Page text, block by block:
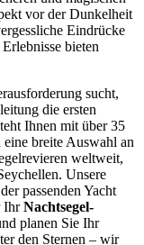
vor der Dunkelheit
Eindrücke
bieten
sucht,
die ersten
Ihnen mit über 35
breite Auswahl an
weltweit,
Unsere
passenden Yacht
IhrNachtsegel-
planen Sie Ihr
den Sternen – wir